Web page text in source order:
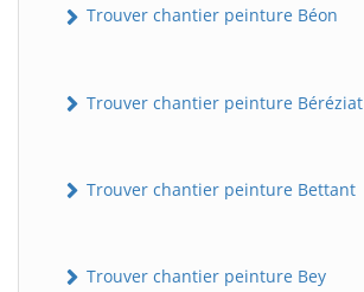
Trouver chantier peinture Béon
Trouver chantier peinture Béréziat
Trouver chantier peinture Bettant
Trouver chantier peinture Bey